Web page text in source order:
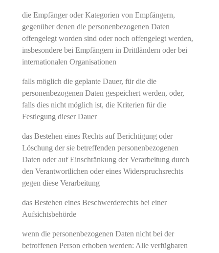
die Empfänger oder Kategorien von Empfängern,
gegenüber denen die personenbezogenen Daten
offengelegt worden sind oder noch offengelegt werden,
insbesondere bei Empfängern in Drittländern oder bei
internationalen Organisationen
falls möglich die geplante Dauer, für die die
personenbezogenen Daten gespeichert werden, oder,
falls dies nicht möglich ist, die Kriterien für die
Festlegung dieser Dauer
das Bestehen eines Rechts auf Berichtigung oder
Löschung der sie betreffenden personenbezogenen
Daten oder auf Einschränkung der Verarbeitung durch
den Verantwortlichen oder eines Widerspruchsrechts
gegen diese Verarbeitung
das Bestehen eines Beschwerderechts bei einer
Aufsichtsbehörde
wenn die personenbezogenen Daten nicht bei der
betroffenen Person erhoben werden: Alle verfügbaren